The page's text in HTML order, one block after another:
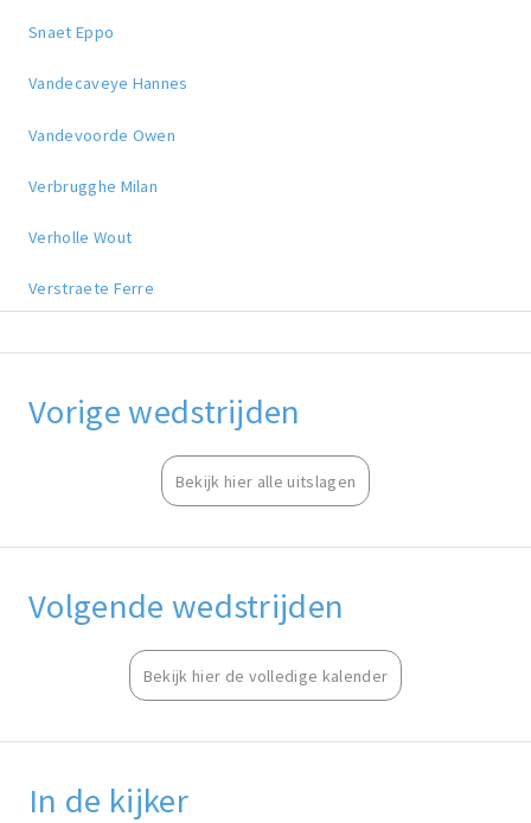
Snaet Eppo
Vandecaveye Hannes
Vandevoorde Owen
Verbrugghe Milan
Verholle Wout
Verstraete Ferre
Vorige wedstrijden
Bekijk hier alle uitslagen
Volgende wedstrijden
Bekijk hier de volledige kalender
In de kijker